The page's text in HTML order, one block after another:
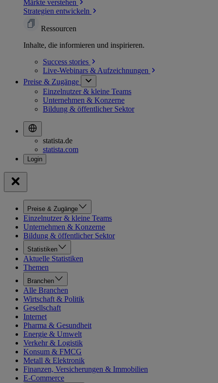
Märkte verstehen
Strategien entwickeln
Ressourcen
Inhalte, die informieren und inspirieren.
Success stories
Live-Webinars & Aufzeichnungen
Preise & Zugänge
Einzelnutzer & kleine Teams
Unternehmen & Konzerne
Bildung & öffentlicher Sektor
statista.de
statista.com
Preise & Zugänge
Einzelnutzer & kleine Teams
Unternehmen & Konzerne
Bildung & öffentlicher Sektor
Statistiken
Aktuelle Statistiken
Themen
Branchen
Alle Branchen
Wirtschaft & Politik
Gesellschaft
Internet
Pharma & Gesundheit
Energie & Umwelt
Verkehr & Logistik
Konsum & FMCG
Metall & Elektronik
Finanzen, Versicherungen & Immobilien
E-Commerce